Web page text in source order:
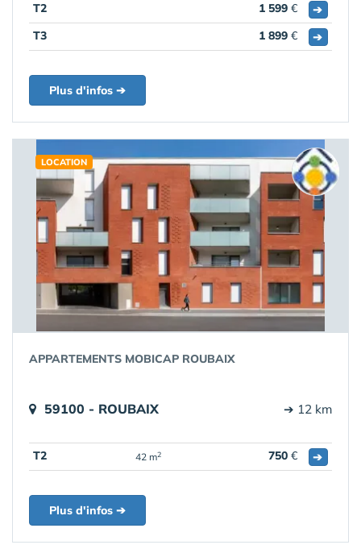
T2
1 599 €
➔
T3
1 899 € ➔
Plus d'infos ➔
LOCATION
APPARTEMENTS MOBICAP ROUBAIX
59100 - ROUBAIX ➔ 12 km
T2 42 m2 750 € ➔
Plus d'infos ➔